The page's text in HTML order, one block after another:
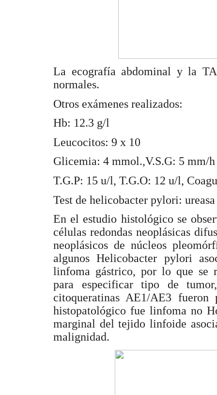
La ecografía abdominal y la
normales.
Otros exámenes realizados:
Hb: 12.3 g/l
Leucocitos: 9 x 10
Glicemia: 4 mmol.,V.S.G: 5 mm/h
T.G.P: 15 u/l, T.G.O: 12 u/l,
Test de helicobacter pylori:
En el estudio histológico se
células redondas neoplásicas
neoplásicos de núcleos
algunos Helicobacter pylori
linfoma gástrico, por lo que se
para especificar tipo de
citoqueratinas AE1/AE3 fueron
histopatológico fue linfoma no
marginal del tejido linfoide
malignidad.